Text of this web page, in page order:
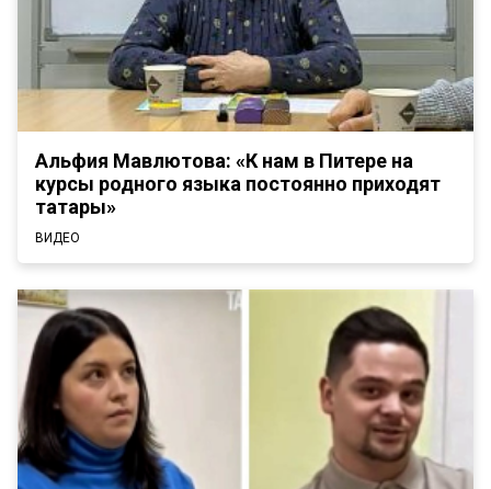
Альфия Мавлютова: «К нам в Питере на
курсы родного языка постоянно приходят
татары»
ВИДЕО